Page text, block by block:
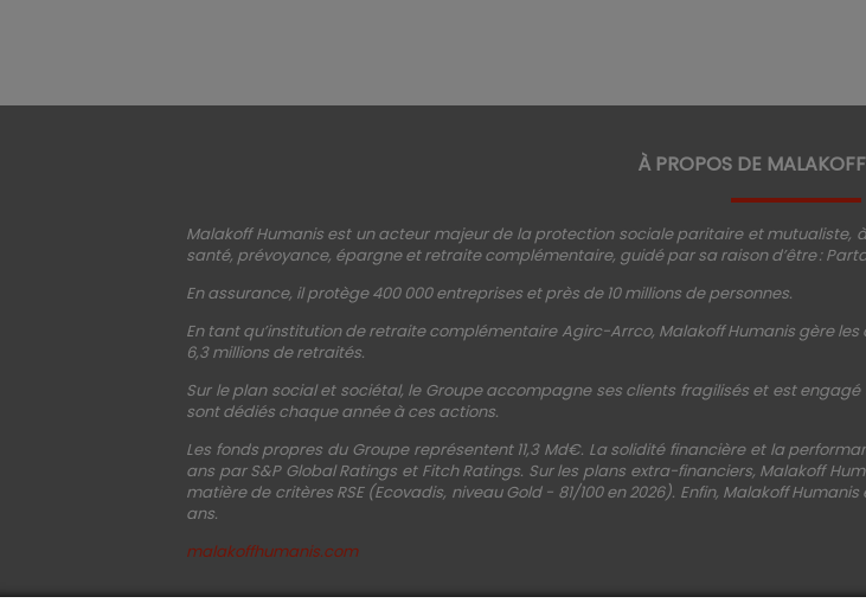
À PROPOS DE
Malakoff Humanis est un acteur majeur de la protection sociale paritaire et
santé, prévoyance, épargne et retraite complémentaire, guidé par sa raison d’être :
En assurance, il protège 400 000 entreprises et près de 10 millions de personnes.
En tant qu’institution de retraite complémentaire Agirc-Arrco, Malakoff Humanis gère
6,3 millions de retraités.
Sur le plan social et sociétal, le Groupe accompagne ses clients fragilisés et est
sont dédiés chaque année à ces actions.
Les fonds propres du Groupe représentent 11,3 Md€. La solidité financière et la
ans par S&P Global Ratings et Fitch Ratings. Sur les plans extra-financiers, Malakoff
matière de critères RSE (Ecovadis, niveau Gold - 81/100 en 2026). Enfin, Malakoff
ans.
malakoffhumanis.com